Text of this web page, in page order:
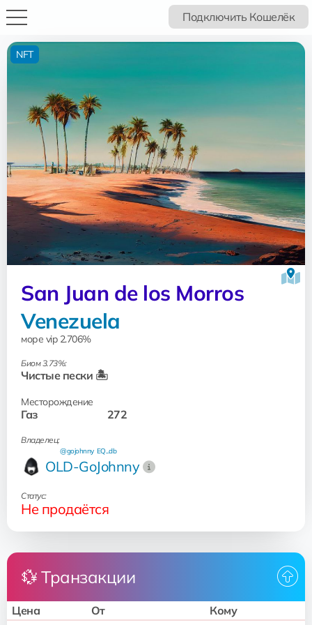
Подключить Кошелёк
San Juan de los Morros
Venezuela
море vip 2.706%
Биом 3.73%:
Чистые пески 🏝️
Месторождение
Газ 272
Владелец:
OLD-GoJohnny
@gojohnny EQ...db
Статус:
Не продаётся
NFT
💱 Транзакции
Цена От Кому